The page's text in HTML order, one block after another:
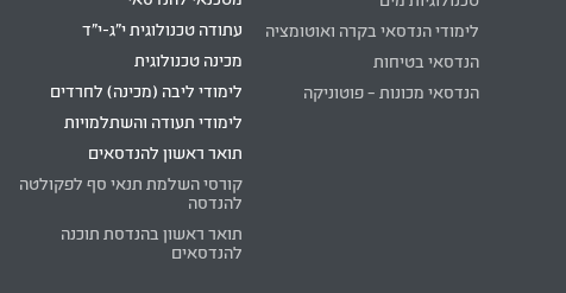
לימודי הנדסאי בקרה ואוטומציה
הנדסאי בטיחות
הנדסאי מכונות – פוטוניקה
עתודה טכנולוגית י"ג-י"ד
מכינה טכנולוגית
לימודי ליבה (מכינה) לחרדים
לימודי תעודה והשתלמויות
תואר ראשון להנדסאים
קורסי השלמת תנאי סף לפקולטה
להנדסה
תואר ראשון בהנדסת תוכנה
להנדסאים